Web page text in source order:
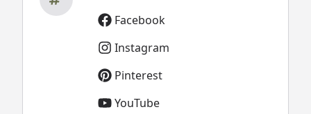
Facebook
Instagram
Pinterest
YouTube